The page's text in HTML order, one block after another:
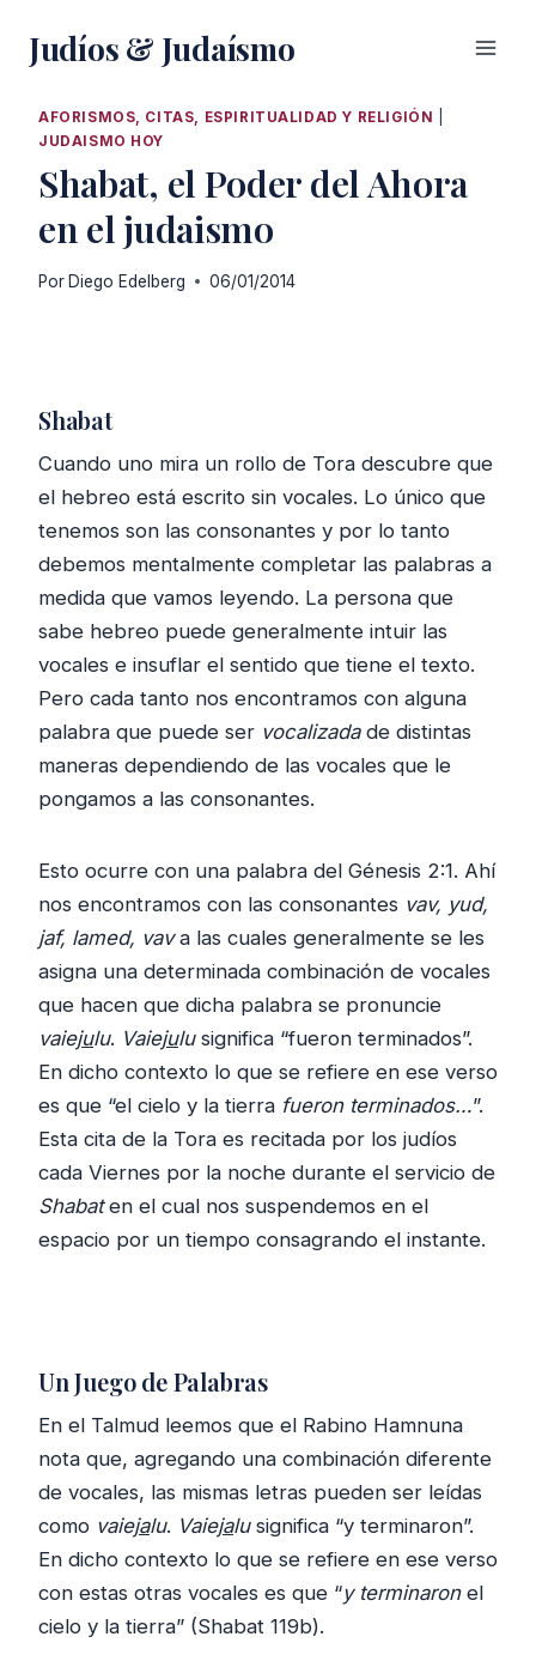
Judíos & Judaísmo
AFORISMOS, CITAS, ESPIRITUALIDAD Y RELIGIÓN
JUDAISMO HOY
Shabat, el Poder del Ahora
en el judaismo
Por Diego Edelberg 06/01/2014
Shabat
Cuando uno mira un rollo de Tora descubre que
el hebreo está escrito sin vocales. Lo único que
tenemos son las consonantes y por lo tanto
debemos mentalmente completar las palabras a
medida que vamos leyendo. La persona que
sabe hebreo puede generalmente intuir las
vocales e insuflar el sentido que tiene el texto.
Pero cada tanto nos encontramos con alguna
palabra que puede ser vocalizadade distintas
maneras dependiendo de las vocales que le
pongamos a las consonantes.
Esto ocurre con una palabra del Génesis 2:1. Ahí
nos encontramos con las consonantes vav, yud,
jaf, lamed, vava las cuales generalmente se les
asigna una determinada combinación de vocales
que hacen que dicha palabra se pronuncie
vaiejulu. Vaiejulu significa “fueron terminados”.
En dicho contexto lo que se refiere en ese verso
es que “el cielo y la tierra fueron terminados…”.
Esta cita de la Tora es recitada por los judíos
cada Viernes por la noche durante el servicio de
Shabaten el cual nos suspendemos en el
espacio por un tiempo consagrando el instante.
Un Juego de Palabras
En el Talmud leemos que el Rabino Hamnuna
nota que, agregando una combinación diferente
de vocales, las mismas letras pueden ser leídas
como vaiejalu. Vaiejalu significa “y terminaron”.
En dicho contexto lo que se refiere en ese verso
con estas otras vocales es que “y terminaronel
cielo y la tierra” (Shabat 119b).